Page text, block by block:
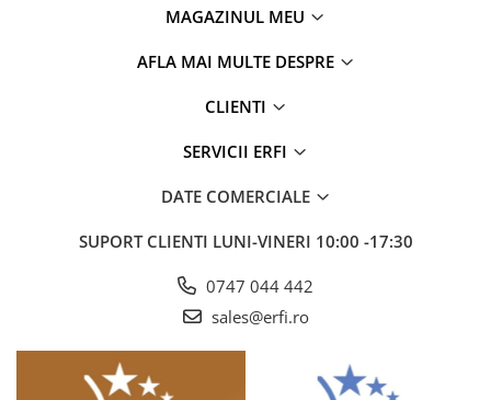
Carucior Cybex Priam 3 in 1
Peach Pink - Cadru Matt Black
MAGAZINUL MEU
AFLA MAI MULTE DESPRE
CLIENTI
SERVICII ERFI
DATE COMERCIALE
SUPORT CLIENTI LUNI-VINERI 10:00 -17:30
0747 044 442
sales@erfi.ro